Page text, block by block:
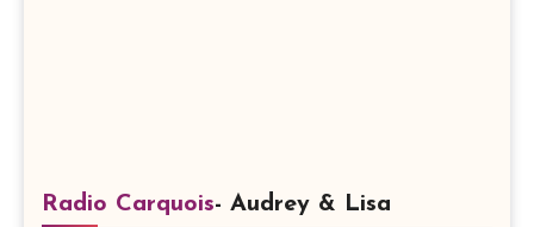
Radio Carquois- Audrey & Lisa